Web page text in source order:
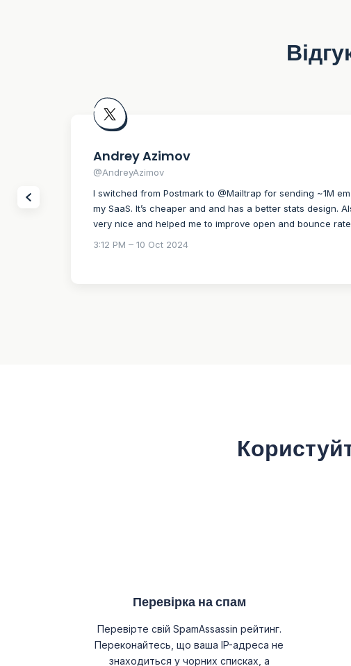
Andrey Azimov
@AndreyAzimov
I switched from Postmark to @Mailtrap for sending ~1M
my SaaS. It’s cheaper and and has a better stats design.
very nice and helped me to improve open and bounce
3:12 PM – 10 Oct 2024
Перевірка на спам
Перевірте свій SpamAssassin рейтинг.
Переконайтесь, що ваша IP-адреса не
знаходиться у чорних списках, а